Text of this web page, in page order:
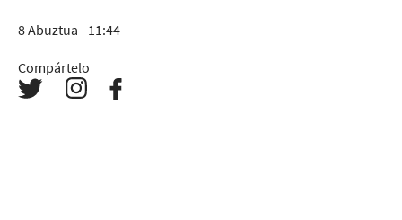
8 Abuztua - 11:44
Compártelo